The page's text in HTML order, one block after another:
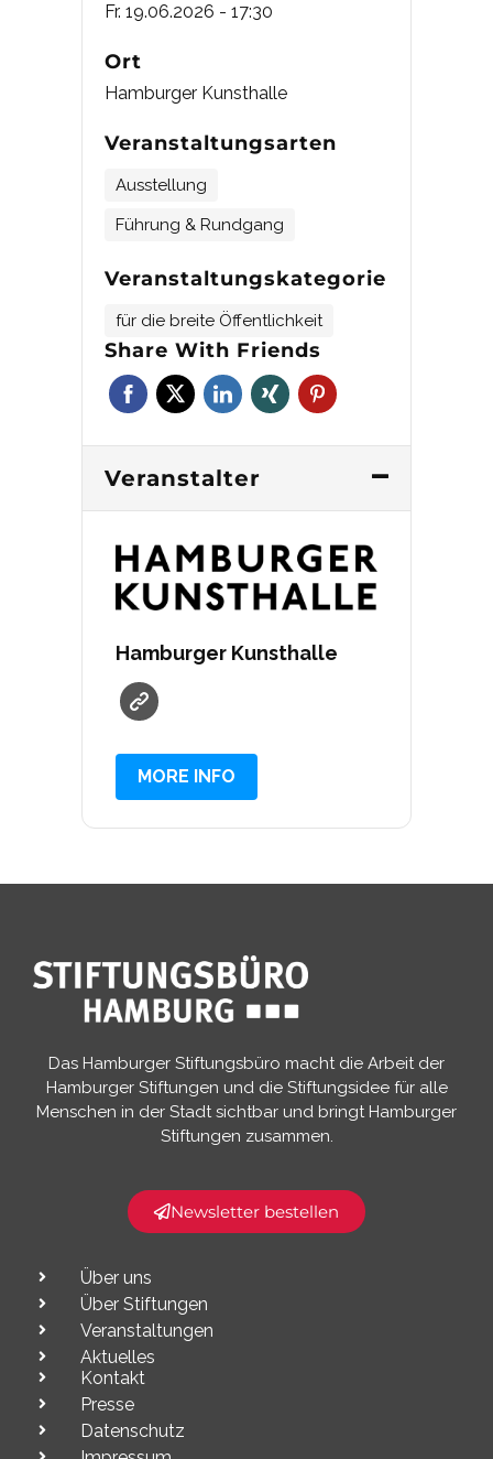
Fr. 19.06.2026 - 17:30
Ort
Hamburger Kunsthalle
Veranstaltungsarten
Ausstellung
Führung & Rundgang
Veranstaltungskategorie
für die breite Öffentlichkeit
Share With Friends
Veranstalter
Hamburger Kunsthalle
MORE INFO
Das Hamburger Stiftungsbüro macht die Arbeit der
Hamburger Stiftungen und die Stiftungsidee für alle
Menschen in der Stadt sichtbar und bringt Hamburger
Stiftungen zusammen.​
Newsletter bestellen
Über uns
Über Stiftungen
Veranstaltungen
Aktuelles
Kontakt
Presse
Datenschutz